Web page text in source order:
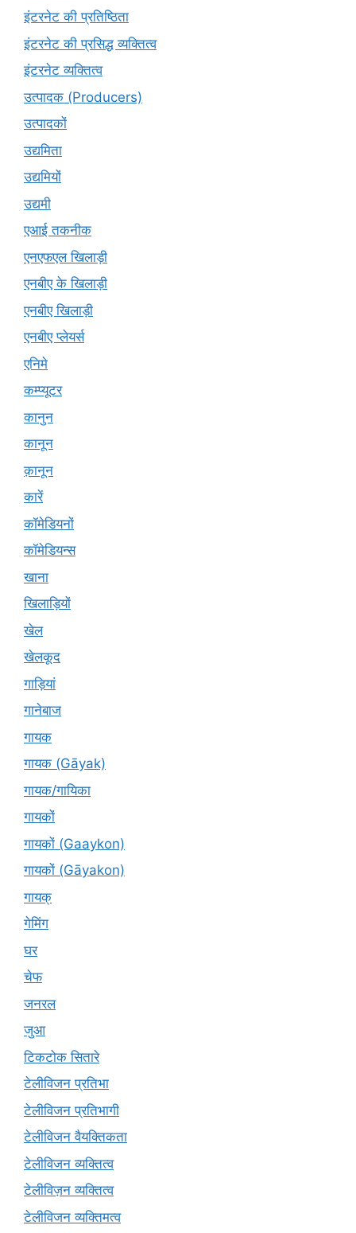
इंटरनेट की प्रतिष्ठिता
इंटरनेट की प्रसिद्ध व्यक्तित्व
इंटरनेट व्यक्तित्व
उत्पादक (Producers)
उत्पादकों
उद्यमिता
उद्यमियों
उद्यमी
एआई तकनीक
एनएफएल खिलाड़ी
एनबीए के खिलाड़ी
एनबीए खिलाड़ी
एनबीए प्लेयर्स
एनिमे
कम्प्यूटर
कानुन
कानून
क़ानून
कारें
कॉमेडियनों
कॉमेडियन्स
खाना
खिलाड़ियों
खेल
खेलकूद
गाड़ियां
गानेबाज
गायक
गायक (Gāyak)
गायक/गायिका
गायकों
गायकों (Gaaykon)
गायकों (Gāyakon)
गायक्
गेमिंग
घर
चेफ
जनरल
जुआ
टिकटोक सितारे
टेलीविजन प्रतिभा
टेलीविजन प्रतिभागी
टेलीविजन वैयक्तिकता
टेलीविजन व्यक्तित्व
टेलीविज़न व्यक्तित्व
टेलीविजन व्यक्तिमत्व